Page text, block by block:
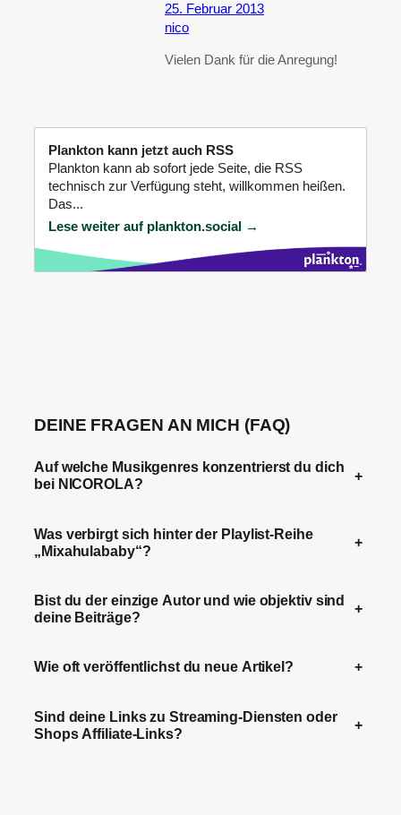
25. Februar 2013
nico
Vielen Dank für die Anregung!
Plankton kann jetzt auch RSS
Plankton kann ab sofort jede Seite, die RSS
technisch zur Verfügung steht, willkommen heißen.
Das...
Lese weiter auf plankton.social →
DEINE FRAGEN AN MICH (FAQ)
Auf welche Musikgenres konzentrierst du dich
bei NICOROLA?
+
Was verbirgt sich hinter der Playlist-Reihe
„Mixahulababy“?
+
Bist du der einzige Autor und wie objektiv sind
deine Beiträge?
+
Wie oft veröffentlichst du neue Artikel? +
Sind deine Links zu Streaming-Diensten oder
Shops Affiliate-Links?
+